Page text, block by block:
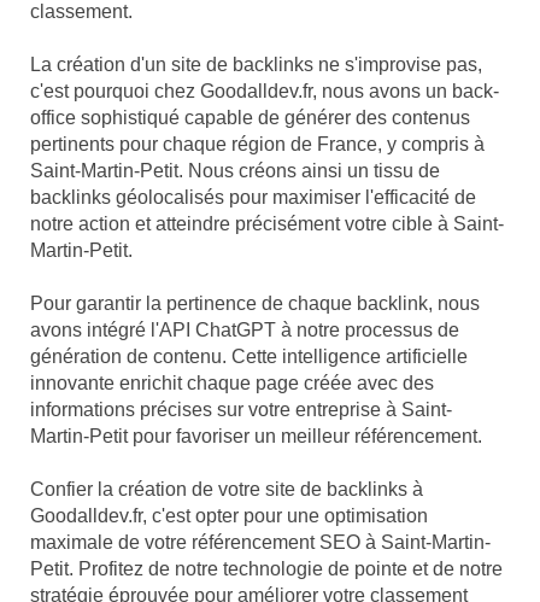
classement.
La création d'un site de backlinks ne s'improvise pas,
c'est pourquoi chez Goodalldev.fr, nous avons un back-
office sophistiqué capable de générer des contenus
pertinents pour chaque région de France, y compris à
Saint-Martin-Petit. Nous créons ainsi un tissu de
backlinks géolocalisés pour maximiser l'efficacité de
notre action et atteindre précisément votre cible à Saint-
Martin-Petit.
Pour garantir la pertinence de chaque backlink, nous
avons intégré l'API ChatGPT à notre processus de
génération de contenu. Cette intelligence artificielle
innovante enrichit chaque page créée avec des
informations précises sur votre entreprise à Saint-
Martin-Petit pour favoriser un meilleur référencement.
Confier la création de votre site de backlinks à
Goodalldev.fr, c'est opter pour une optimisation
maximale de votre référencement SEO à Saint-Martin-
Petit. Profitez de notre technologie de pointe et de notre
stratégie éprouvée pour améliorer votre classement